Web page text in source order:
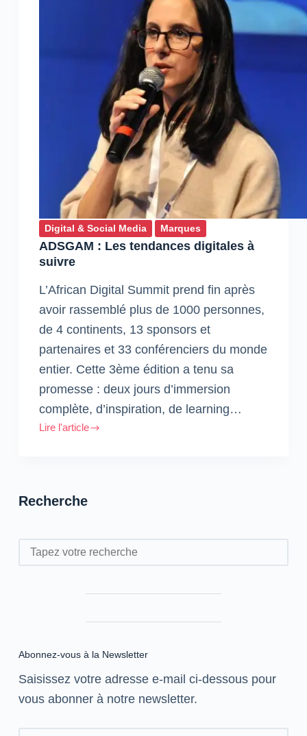
Digital & Social Media Marques
ADSGAM : Les tendances digitales à
suivre
L’African Digital Summit prend fin après
avoir rassemblé plus de 1000 personnes,
de 4 continents, 13 sponsors et
partenaires et 33 conférenciers du monde
entier. Cette 3ème édition a tenu sa
promesse : deux jours d’immersion
complète, d’inspiration, de learning…
Lire l'article
ADSGAM
digitales
Recherche
Rechercher
Abonnez-vous à la Newsletter
Saisissez votre adresse e-mail ci-dessous pour
vous abonner à notre newsletter.